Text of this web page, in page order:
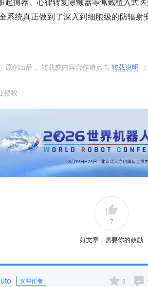
系统真正做到了深入到细胞级的防辐
」原创出品， 转载或内容合作请点击 转载说明
授权
7
好文章，需要你的鼓励
资深作者 3 1